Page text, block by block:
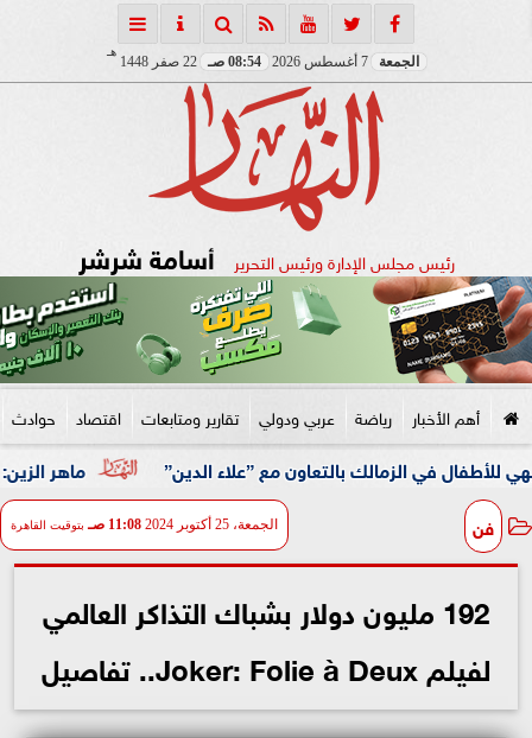
الجمعة 7 أغسطس 2026 08:54 صـ 22 صفر 1448
هـ
رئيس مجلس الإدارة ورئيس التحرير أسامة شرشر
أهم الأخبار رياضة عربي ودولي تقارير ومتابعات اقتصاد حوادث
ماهر الزين: 25 حافلة تُعيد 1250 سودانيًا ضمن الفوج الـ41.. والالتزام بوثائق السفر عزز انسيابية العودة الطوعية الزمالك بالتعاون مع ”علاء الدين”
فن الجمعة، 25 أكتوبر 2024 11:08 صـ بتوقيت القاهرة
192 مليون دولار بشباك التذاكر العالمي
لفيلم Joker: Folie à Deux.. تفاصيل